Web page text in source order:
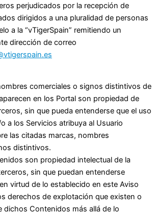
perjudicados por la recepción de
dirigidos a una pluralidad de personas
a la “vTigerSpain” remitiendo un
dirección de correo
comerciales o signos distintivos de
en los Portal son propiedad de
sin que pueda entenderse que el uso
a los Servicios atribuya al Usuario
las citadas marcas, nombres
distintivos.
son propiedad intelectual de la
sin que puedan entenderse
virtud de lo establecido en este Aviso
derechos de explotación que existen o
dichos Contenidos más allá de lo